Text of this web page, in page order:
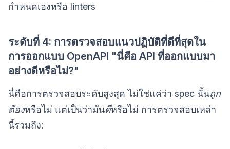
กำหนดเองหรือ linters
ระดับที่ 4: การตรวจสอบแนวปฏิบัติที่ดีที่สุดใน
การออกแบบ OpenAPI "นี่คือ API ที่ออกแบบมา
อย่างดีหรือไม่?"
นี่คือการตรวจสอบระดับสูงสุด ไม่ใช่แค่ว่า spec นั้นถูก
ต้องหรือไม่ แต่เป็นว่ามันดีหรือไม่ การตรวจสอบเหล่า
นี้รวมถึง: